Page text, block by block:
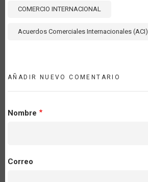
COMERCIO INTERNACIONAL
Acuerdos Comerciales Internacionales (ACI)
AÑADIR NUEVO COMENTARIO
Nombre
Correo